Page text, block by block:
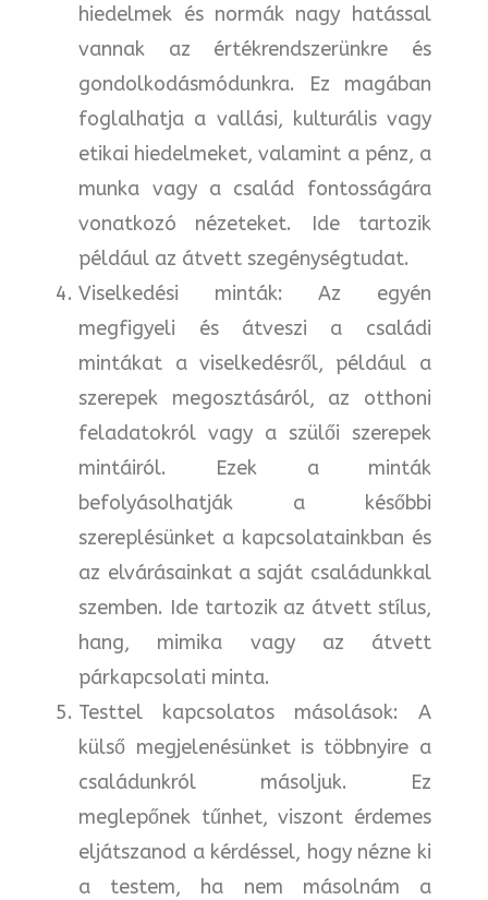
hiedelmek és normák nagy hatással
vannak az értékrendszerünkre és
gondolkodásmódunkra. Ez magában
foglalhatja a vallási, kulturális vagy
etikai hiedelmeket, valamint a pénz, a
munka vagy a család fontosságára
vonatkozó nézeteket. Ide tartozik
például az átvett szegénységtudat.
Viselkedési minták: Az egyén
megfigyeli és átveszi a családi
mintákat a viselkedésről, például a
szerepek megosztásáról, az otthoni
feladatokról vagy a szülői szerepek
mintáiról. Ezek a minták
befolyásolhatják a későbbi
szereplésünket a kapcsolatainkban és
az elvárásainkat a saját családunkkal
szemben. Ide tartozik az átvett stílus,
hang, mimika vagy az átvett
párkapcsolati minta.
Testtel kapcsolatos másolások: A
külső megjelenésünket is többnyire a
családunkról másoljuk. Ez
meglepőnek tűnhet, viszont érdemes
eljátszanod a kérdéssel, hogy nézne ki
a testem, ha nem másolnám a